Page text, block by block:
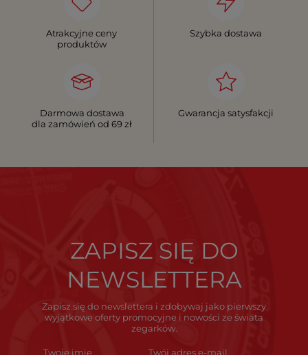
Atrakcyjne ceny
produktów
Szybka dostawa
Darmowa dostawa
dla zamówień od 69 zł
Gwarancja satysfakcji
ZAPISZ SIĘ DO
NEWSLETTERA
Zapisz się do newslettera i zdobywaj jako pierwszy
wyjątkowe oferty promocyjne i nowości ze świata
zegarków.